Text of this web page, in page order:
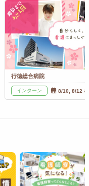
締切まで
あと
1日
行徳総合病院
インターン 8/10, 8/12